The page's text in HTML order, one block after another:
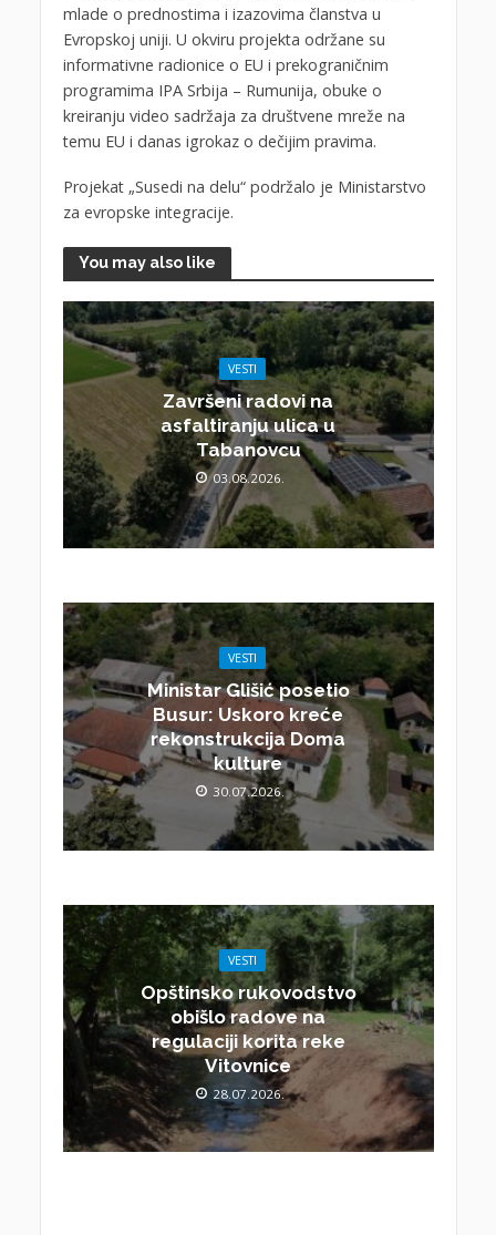
mlade o prednostima i izazovima članstva u
Evropskoj uniji. U okviru projekta održane su
informativne radionice o EU i prekograničnim
programima IPA Srbija – Rumunija, obuke o
kreiranju video sadržaja za društvene mreže na
temu EU i danas igrokaz o dečijim pravima.
Projekat „Susedi na delu“ podržalo je Ministarstvo
za evropske integracije.
You may also like
VESTI
Završeni radovi na
asfaltiranju ulica u
Tabanovcu
03.08.2026.
VESTI
Ministar Glišić posetio
Busur: Uskoro kreće
rekonstrukcija Doma
kulture
30.07.2026.
VESTI
Opštinsko rukovodstvo
obišlo radove na
regulaciji korita reke
Vitovnice
28.07.2026.